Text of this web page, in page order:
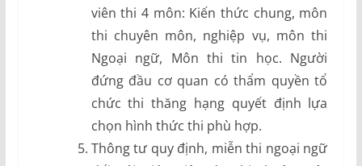
viên thi 4 môn: Kiến thức chung, môn
thi chuyên môn, nghiệp vụ, môn thi
Ngoại ngữ, Môn thi tin học. Người
đứng đầu cơ quan có thẩm quyền tổ
chức thi thăng hạng quyết định lựa
chọn hình thức thi phù hợp.
Thông tư quy định, miễn thi ngoại ngữ